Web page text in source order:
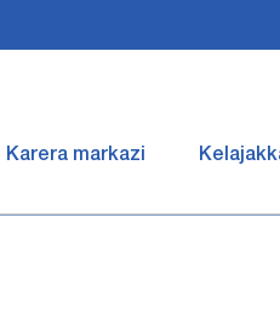
Karera markazi